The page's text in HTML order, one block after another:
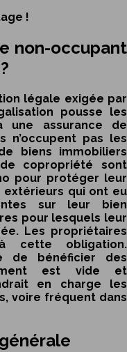
!
non-occupant
légale exigée par
pousse les
une assurance de
n’occupent pas les
biens immobiliers
copropriété sont
pour protéger leur
qui ont eu
sur leur bien
pour lesquels leur
Les propriétaires
cette obligation.
de bénéficier des
est vide et
en charge les
voire fréquent dans